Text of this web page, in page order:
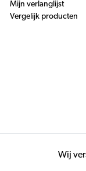
Mijn verlanglijst
Vergelijk producten
Wij